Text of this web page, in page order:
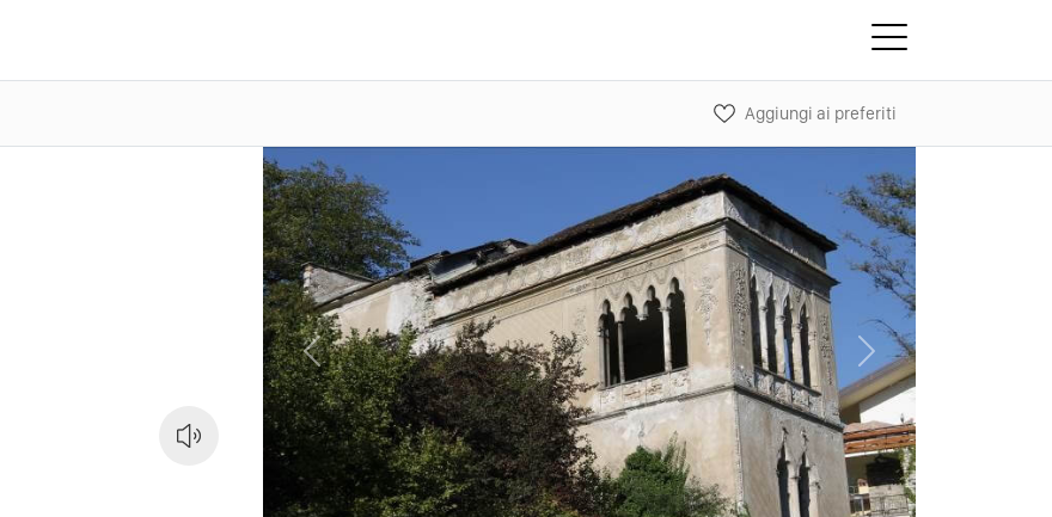
Aggiungi ai preferiti
Previous Next